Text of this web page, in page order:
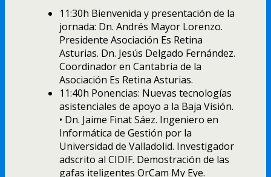
11:30h Bienvenida y presentación de la
jornada: Dn. Andrés Mayor Lorenzo.
Presidente Asociación Es Retina
Asturias. Dn. Jesús Delgado Fernández.
Coordinador en Cantabria de la
Asociación Es Retina Asturias.
11:40h Ponencias: Nuevas tecnologías
asistenciales de apoyo a la Baja Visión.
• Dn. Jaime Finat Sáez. Ingeniero en
Informática de Gestión por la
Universidad de Valladolid. Investigador
adscrito al CIDIF. Demostración de las
gafas iteligentes OrCam My Eye.